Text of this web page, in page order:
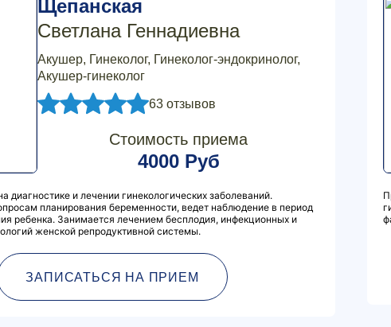
Щепанская
Светлана Геннадиевна
Акушер, Гинеколог, Гинеколог-эндокринолог,
Акушер-гинеколог
63 отзывов
Стоимость приема
4000 Руб
диагностике и лечении гинекологических заболеваний.
планирования беременности, ведет наблюдение в период
ребенка. Занимается лечением бесплодия, инфекционных и
женской репродуктивной системы.
ЗАПИСАТЬСЯ НА ПРИЕМ